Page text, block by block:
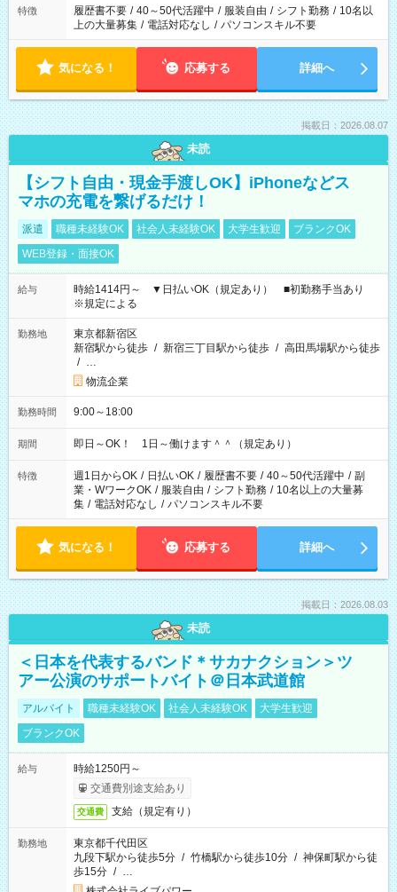
合は応募できません。
特徴 履歴書不要 / 40～50代活躍中 / 服装自由 / シフト勤務 / 10名以
上の大量募集 / 電話対応なし / パソコンスキル不要
気になる！ 応募する 詳細へ
掲載日：2026.08.07
未読
【シフト自由・現金手渡しOK】iPhoneなどス
マホの充電を繋げるだけ！
派遣 職種未経験OK 社会人未経験OK 大学生歓迎
ブランクOK
WEB登録・面接OK
給与
時給1414円～ ▼日払いOK（規定あり） ■初勤務手当あり
※規定による
勤務地
東京都新宿区
新宿駅から徒歩 / 新宿三丁目駅から徒歩 / 高田馬場駅から徒歩
/ …
物流企業
勤務時間 9:00～18:00
期間 即日～OK！ 1日～働けます＾＾（規定あり）
特徴 週1日からOK / 日払いOK / 履歴書不要 / 40～50代活躍中 / 副
業・WワークOK / 服装自由 / シフト勤務 / 10名以上の大量募
集 / 電話対応なし / パソコンスキル不要
気になる！ 応募する 詳細へ
掲載日：2026.08.03
未読
＜日本を代表するバンド＊サカナクション＞ツ
アー公演のサポートバイト＠日本武道館
アルバイト 職種未経験OK 社会人未経験OK
大学生歓迎
ブランクOK
給与
時給1250円～
交通費別途支給あり
交通費 支給（規定有り）
勤務地
東京都千代田区
九段下駅から徒歩5分 / 竹橋駅から徒歩10分 / 神保町駅から徒
歩15分 / …